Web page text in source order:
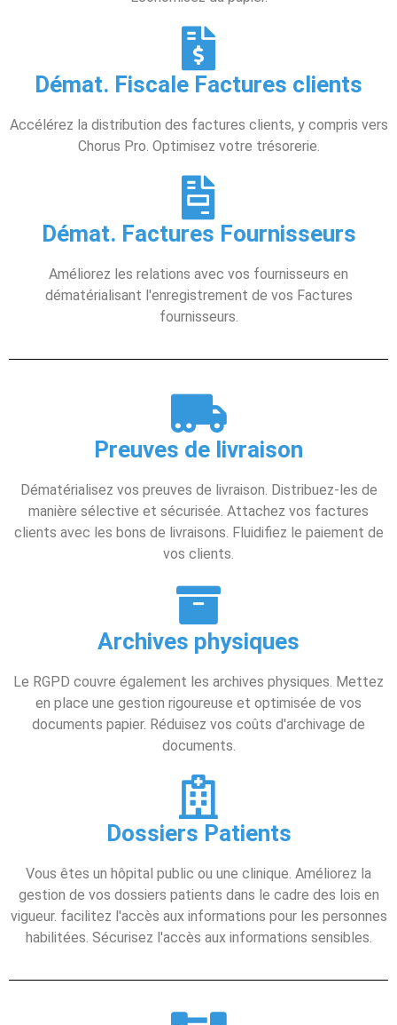
Démat. Fiscale Factures clients
Accélérez la distribution des factures clients, y compris vers
Chorus Pro. Optimisez votre trésorerie.
Démat. Factures Fournisseurs
Améliorez les relations avec vos fournisseurs en
dématérialisant l'enregistrement de vos Factures
fournisseurs.
Preuves de livraison
Dématérialisez vos preuves de livraison. Distribuez-les de
manière sélective et sécurisée. Attachez vos factures
clients avec les bons de livraisons. Fluidifiez le paiement de
vos clients.
Archives physiques
Le RGPD couvre également les archives physiques. Mettez
en place une gestion rigoureuse et optimisée de vos
documents papier. Réduisez vos coûts d'archivage de
documents.
Dossiers Patients
Vous êtes un hôpital public ou une clinique. Améliorez la
gestion de vos dossiers patients dans le cadre des lois en
vigueur. facilitez l'accès aux informations pour les personnes
habilitées. Sécurisez l'accès aux informations sensibles.